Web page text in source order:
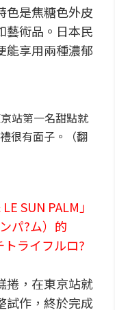
色是焦糖色外皮
藝術品。日本民
能享用兩種濃郁
站第一名甜點就
很有面子。（翻
SUN PALM」
パ?ム）的
トライフルロ?
捲，在東京站就
試作，終於完成